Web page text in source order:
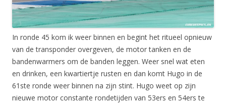
In ronde 45 kom ik weer binnen en begint het ritueel opnieuw
van de transponder overgeven, de motor tanken en de
bandenwarmers om de banden leggen. Weer snel wat eten
en drinken, een kwartiertje rusten en dan komt Hugo in de
61ste ronde weer binnen na zijn stint. Hugo weet op zijn
nieuwe motor constante rondetijden van 53ers en 54ers te